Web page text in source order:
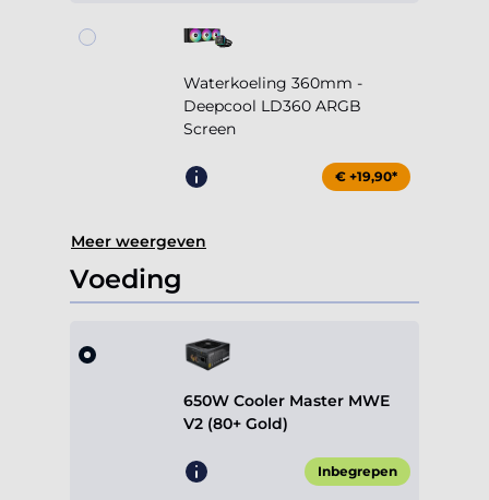
Waterkoeling 360mm -
Deepcool LD360 ARGB
Screen
€ +19,90*
Meer weergeven
Voeding
650W Cooler Master MWE
V2 (80+ Gold)
Inbegrepen